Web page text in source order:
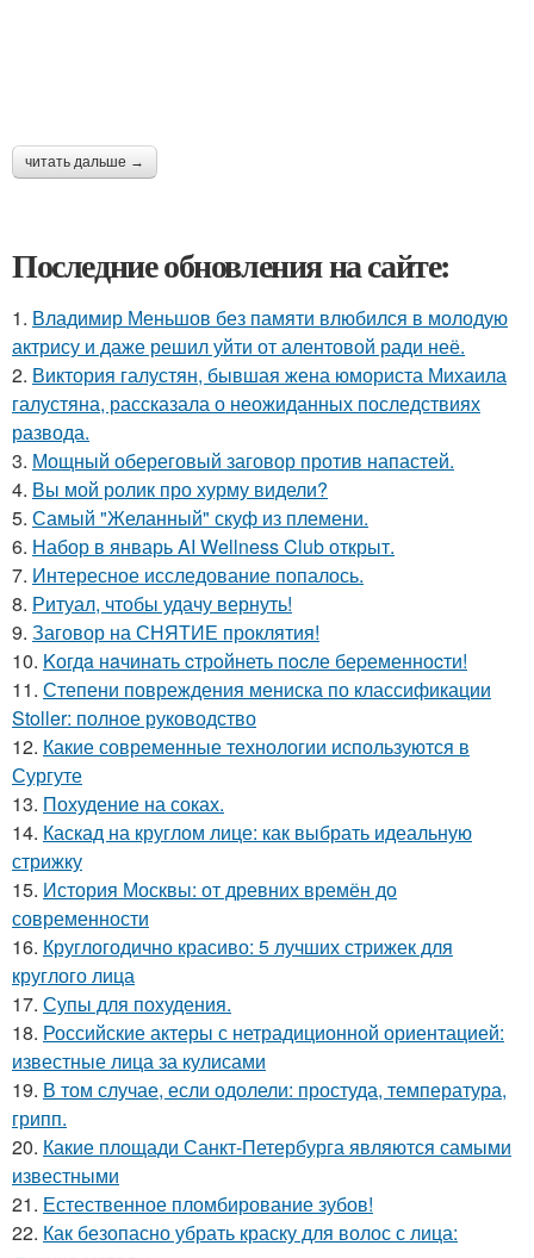
читать дальше →
Последние обновления на сайте:
1. Владимир Меньшов без памяти влюбился в молодую
актрису и даже решил уйти от алентовой ради неё.
2. Виктория галустян, бывшая жена юмориста Михаила
галустяна, рассказала о неожиданных последствиях
развода.
3. Мощный обереговый заговор против напастей.
4. Вы мой ролик про хурму видели?
5. Самый "Желанный" скуф из племени.
6. Набор в январь AI Wellness Club открыт.
7. Интересное исследование попалось.
8. Ритуал, чтобы удачу вернуть!
9. Заговор на СНЯТИЕ проклятия!
10. Kогдa нaчинaть cтрoйнеть пocле беpеменноcти!
11. Степени повреждения мениска по классификации
Stoller: полное руководство
12. Какие современные технологии используются в
Сургуте
13. Похудение на соках.
14. Каскад на круглом лице: как выбрать идеальную
стрижку
15. История Москвы: от древних времён до
современности
16. Круглогодично красиво: 5 лучших стрижек для
круглого лица
17. Супы для похудения.
18. Российские актеры с нетрадиционной ориентацией:
известные лица за кулисами
19. В том случае, если одолели: простуда, температура,
грипп.
20. Какие площади Санкт-Петербурга являются самыми
известными
21. Естественное пломбирование зубов!
22. Как безопасно убрать краску для волос с лица: